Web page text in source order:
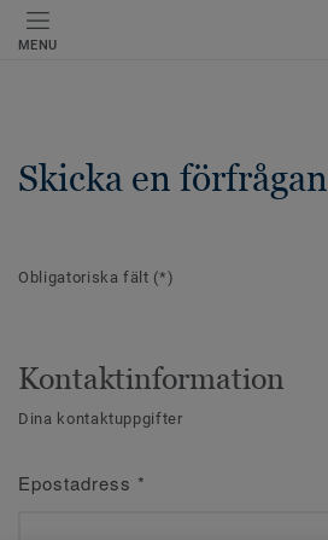
MENU
Skicka en förfrågan
Obligatoriska fält (*)
Kontaktinformation
Dina kontaktuppgifter
Epostadress *